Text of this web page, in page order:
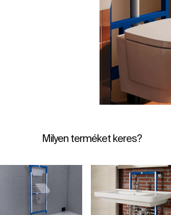
Milyen terméket keres?